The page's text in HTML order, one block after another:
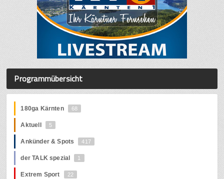
Programmübersicht
180ga Kärnten 68
Aktuell 5
Ankünder & Spots 417
der TALK spezial 1
Extrem Sport 22